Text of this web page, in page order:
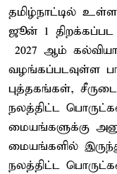
தமிழ்நாட்டில்
ஜூன் 1
– 2027 ஆம்
வழங்கப்படவுள்ள
புத்தகங்கள்,
நலத்திட்ட
மையங்களுக்கு
மையங்களில்
நலத்திட்ட